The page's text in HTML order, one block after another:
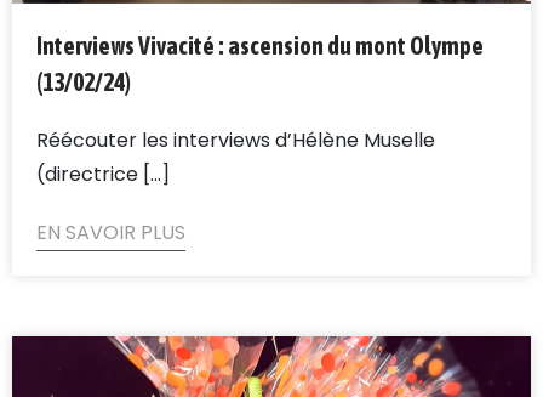
Interviews Vivacité : ascension du mont Olympe
(13/02/24)
Réécouter les interviews d’Hélène Muselle
(directrice [...]
EN SAVOIR PLUS